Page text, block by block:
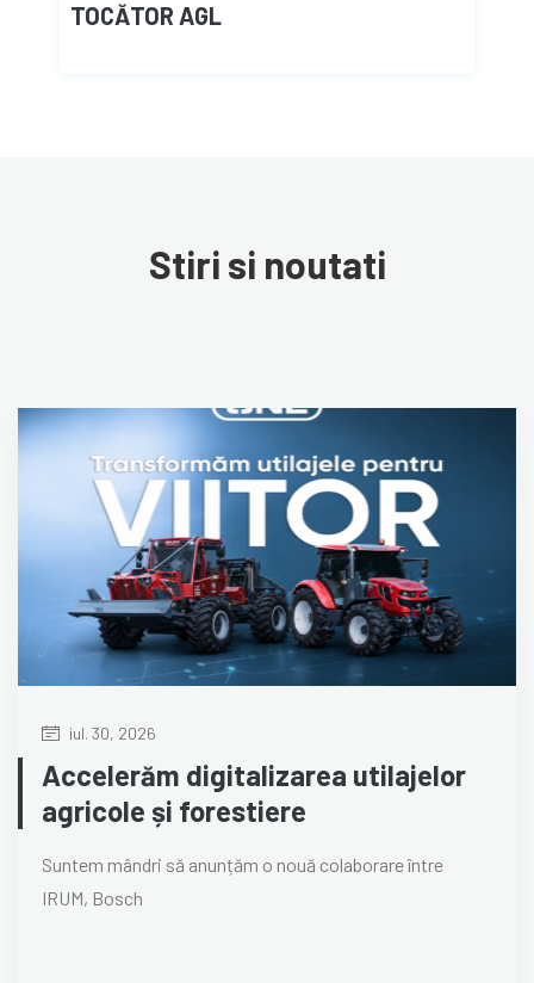
TOCĂTOR AGL
Stiri si noutati
iul. 30, 2026
Accelerăm digitalizarea utilajelor
agricole și forestiere
Suntem mândri să anunțăm o nouă colaborare între
IRUM, Bosch